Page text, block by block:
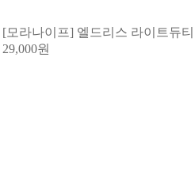
[모라나이프] 엘드리스 라이트듀
29,000원